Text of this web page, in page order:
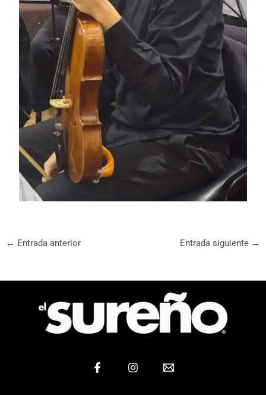
← Entrada anterior Entrada siguiente →